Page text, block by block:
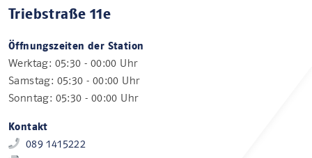
Triebstraße 11e
Öffnungszeiten der Station
Werktag: 05:30 - 00:00 Uhr
Samstag: 05:30 - 00:00 Uhr
Sonntag: 05:30 - 00:00 Uhr
Kontakt
089 1415222